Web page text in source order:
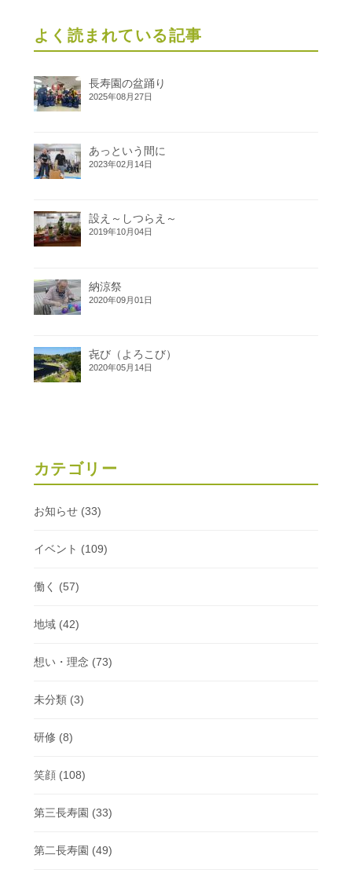
よく読まれている記事
長寿園の盆踊り
2025年08月27日
あっという間に
2023年02月14日
設え～しつらえ～
2019年10月04日
納涼祭
2020年09月01日
㐂び（よろこび）
2020年05月14日
カテゴリー
お知らせ(33)
イベント (109)
働く (57)
地域(42)
想い・理念 (73)
未分類(3)
研修 (8)
笑顔(108)
第三長寿園 (33)
第二長寿園 (49)